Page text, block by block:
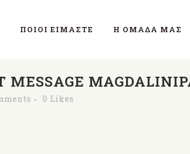
ΠΟΙΟΊ ΕΊΜΑΣΤΕ Η ΟΜΆΔΑ ΜΑΣ
MESSAGE
0 Likes